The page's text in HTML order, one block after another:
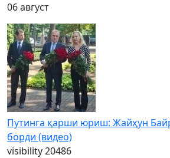
06 август
Путинга қарши юриш: Жайҳун
борди (видео)
visibility20486